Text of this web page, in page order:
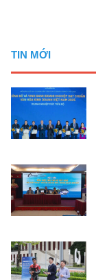
TIN MỚI